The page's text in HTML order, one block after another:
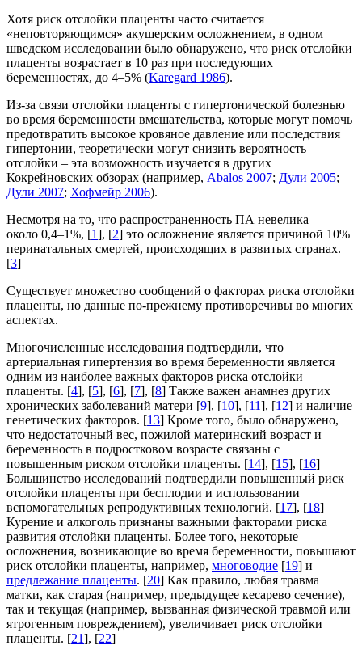
Хотя риск отслойки плаценты часто считается
«неповторяющимся» акушерским осложнением, в одном
шведском исследовании было обнаружено, что риск отслойки
плаценты возрастает в 10 раз при последующих
беременностях, до 4–5% (Karegard 1986).
Из-за связи отслойки плаценты с гипертонической болезнью
во время беременности вмешательства, которые могут помочь
предотвратить высокое кровяное давление или последствия
гипертонии, теоретически могут снизить вероятность
отслойки – эта возможность изучается в других
Кокрейновских обзорах (например, Abalos 2007; Дули 2005;
Дули 2007; Хофмейр 2006).
Несмотря на то, что распространенность ПА невелика —
около 0,4–1%, [1], [2] это осложнение является причиной 10%
перинатальных смертей, происходящих в развитых странах.
[3]
Существует множество сообщений о факторах риска отслойки
плаценты, но данные по-прежнему противоречивы во многих
аспектах.
Многочисленные исследования подтвердили, что
артериальная гипертензия во время беременности является
одним из наиболее важных факторов риска отслойки
плаценты. [4], [5], [6], [7], [8] Также важен анамнез других
хронических заболеваний матери [9], [10], [11], [12] и наличие
генетических факторов. [13] Кроме того, было обнаружено,
что недостаточный вес, пожилой материнский возраст и
беременность в подростковом возрасте связаны с
повышенным риском отслойки плаценты. [14], [15], [16]
Большинство исследований подтвердили повышенный риск
отслойки плаценты при бесплодии и использовании
вспомогательных репродуктивных технологий. [17], [18]
Курение и алкоголь признаны важными факторами риска
развития отслойки плаценты. Более того, некоторые
осложнения, возникающие во время беременности, повышают
риск отслойки плаценты, например, многоводие [19] и
предлежание плаценты. [20] Как правило, любая травма
матки, как старая (например, предыдущее кесарево сечение),
так и текущая (например, вызванная физической травмой или
ятрогенным повреждением), увеличивает риск отслойки
плаценты. [21], [22]